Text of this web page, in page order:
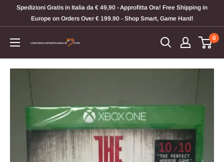
Spedizioni Gratis in Italia da € 49,90 - Approfitta Ora! Free Shipping in
Europe on Orders Over € 199.90 - Shop Smart, Game Hard!
Videogiochi
Per
Passione
0